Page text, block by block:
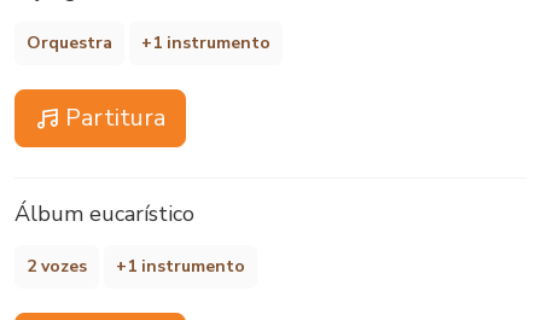
Orquestra +1 instrumento
Partitura
Álbum eucarístico
2 vozes +1 instrumento